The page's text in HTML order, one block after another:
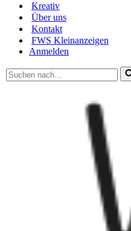
Kreativ
Über uns
Kontakt
FWS Kleinanzeigen
Anmelden
Suchen
nach …